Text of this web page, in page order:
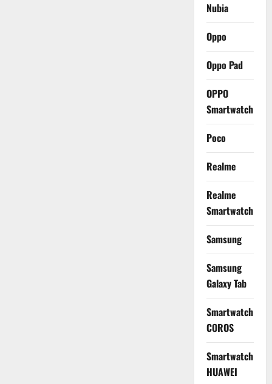
Nubia
Oppo
Oppo Pad
OPPO
Smartwatch
Poco
Realme
Realme
Smartwatch
Samsung
Samsung
Galaxy Tab
Smartwatch
COROS
Smartwatch
HUAWEI